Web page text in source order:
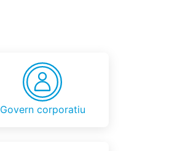
Govern corporatiu